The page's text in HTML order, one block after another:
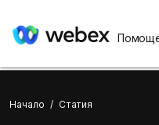
Начало / Статия